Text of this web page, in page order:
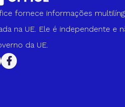
fornece informações
na UE. Ele é independente e
da UE.